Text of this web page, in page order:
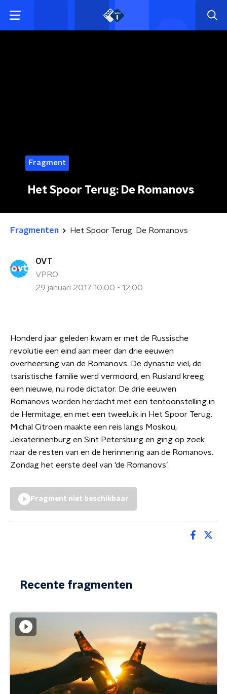
Fragment
Het Spoor Terug: De Romanovs
Fragmenten Het Spoor Terug: De Romanovs
OVT
VPRO
29 januari 2017 10:00 - 12:00
Honderd jaar geleden kwam er met de Russische
revolutie een eind aan meer dan drie eeuwen
overheersing van de Romanovs. De dynastie viel, de
tsaristische familie werd vermoord, en Rusland kreeg
een nieuwe, nu rode dictator. De drie eeuwen
Romanovs worden herdacht met een tentoonstelling in
de Hermitage, en met een tweeluik in Het Spoor Terug.
Michal Citroen maakte een reis langs Moskou,
Jekaterinenburg en Sint Petersburg en ging op zoek
naar de resten van en de herinnering aan de Romanovs.
Zondag het eerste deel van ‘de Romanovs’.
Fragment niet beschikbaar
Recente fragmenten